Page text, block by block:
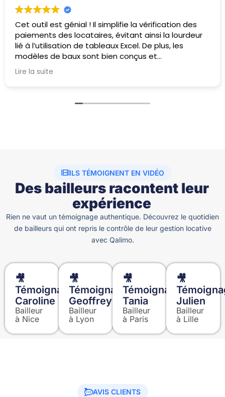
Cet outil est génial ! Il simplifie la vérification des
paiements des locataires, évitant ainsi la lourdeur
lié à l’utilisation de tableaux Excel. De plus, les
modèles de baux sont bien conçus et
professionnels, bien mieux que tous les baux
médiocres que l’on trouve couramment.
Lire la suite
ILS TÉMOIGNENT EN VIDÉO
Des bailleurs racontent leur
expérience
Rien ne vaut un témoignage authentique. Découvrez le quotidien
de bailleurs qui ont repris le contrôle de leur gestion locative
avec Qalimo.
🎥
Témoignage
Caroline
Bailleur
à Nice
🎥
Témoignage
Geoffrey
Bailleur
à Lyon
🎥
Témoignage
Tania
Bailleur
à Paris
🎥
Julien
Bailleur
à Lille
AVIS CLIENTS